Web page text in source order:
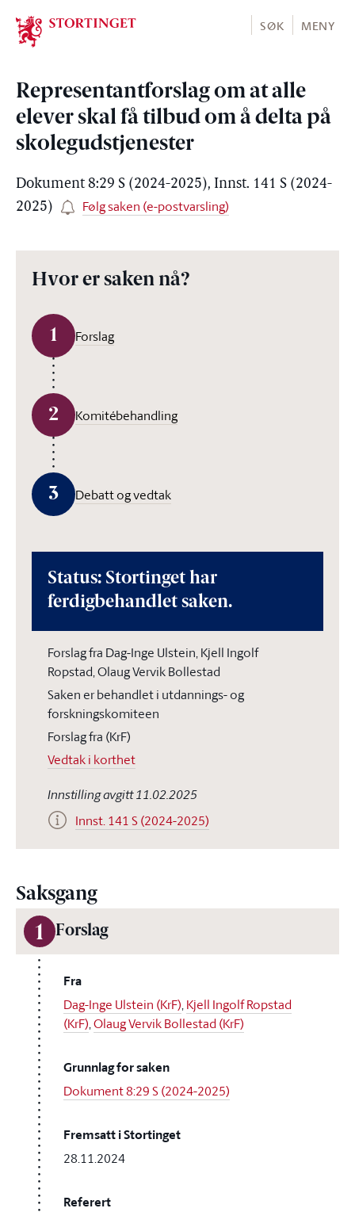
Stortinget.no
SØK MENY
Representantforslag om at alle
elever skal få tilbud om å delta på
skolegudstjenester
Dokument 8:29 S (2024-2025), Innst. 141 S (2024-
2025)
Følg saken (e-postvarsling)
Hvor er saken nå?
1 Forslag
2 Komitébehandling
3 Debatt og vedtak
Status: Stortinget har
ferdigbehandlet saken.
Forslag fra Dag-Inge Ulstein, Kjell Ingolf
Ropstad, Olaug Vervik Bollestad
Saken er behandlet i utdannings- og
forskningskomiteen
Forslag fra (KrF)
Vedtak i korthet
Innstilling avgitt 11.02.2025
Innst. 141 S (2024-2025)
Saksgang
1 Forslag
Fra
Dag-Inge Ulstein (KrF),Kjell Ingolf Ropstad
(KrF),Olaug Vervik Bollestad (KrF)
Grunnlag for saken
Dokument 8:29 S (2024-2025)
Fremsatt i Stortinget
28.11.2024
Referert